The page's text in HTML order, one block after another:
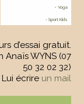
• Yoga
• Sport Kids
d’essai gratuit.
WYNS (07
50 32 02 32)
Lui écrire un mail